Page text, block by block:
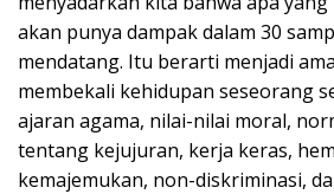
akan punya dampak dalam 30
mendatang. Itu berarti menjadi
membekali kehidupan seseorang
ajaran agama, nilai-nilai moral,
tentang kejujuran, kerja keras,
kemajemukan, non-diskriminasi,